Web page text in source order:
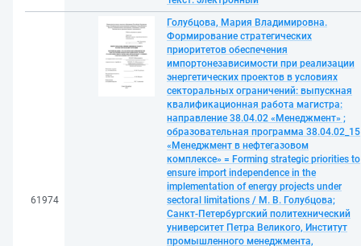
61974
Голубцова, Мария Владимировна.
Формирование стратегических
приоритетов обеспечения
импортонезависимости при реализации
энергетических проектов в условиях
секторальных ограничений: выпускная
квалификационная работа магистра:
направление 38.04.02 «Менеджмент» ;
образовательная программа 38.04.02_15
«Менеджмент в нефтегазовом
комплексе» = Forming strategic priorities to
ensure import independence in the
implementation of energy projects under
sectoral limitations / М. В. Голубцова;
Санкт-Петербургский политехнический
университет Петра Великого, Институт
промышленного менеджмента,